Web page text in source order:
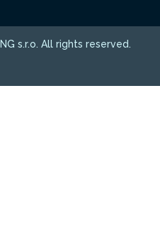
s.r.o. All rights reserved.